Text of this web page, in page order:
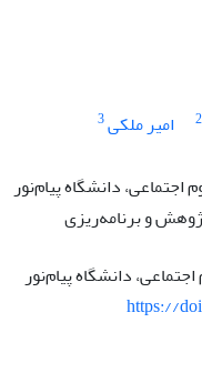
2 امیر ملکی3
دانشگاه پیام‌نور
و برنامه‌ریزی
دانشگاه پیام‌نور
https://